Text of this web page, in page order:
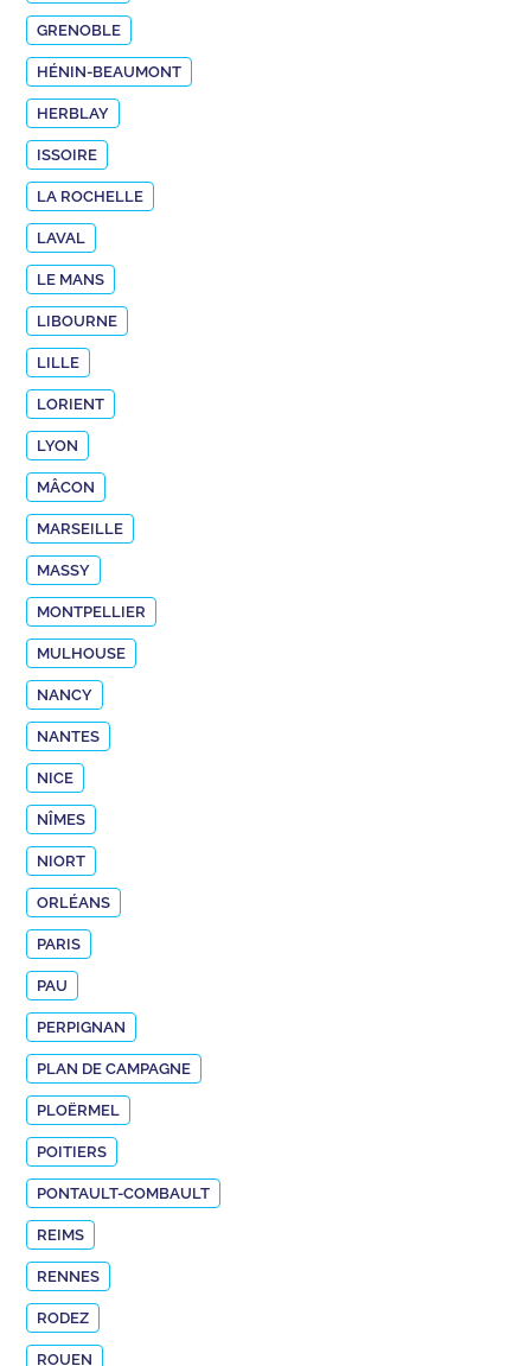
GRENOBLE
HÉNIN-BEAUMONT
HERBLAY
ISSOIRE
LA ROCHELLE
LAVAL
LE MANS
LIBOURNE
LILLE
LORIENT
LYON
MÂCON
MARSEILLE
MASSY
MONTPELLIER
MULHOUSE
NANCY
NANTES
NICE
NÎMES
NIORT
ORLÉANS
PARIS
PAU
PERPIGNAN
PLAN DE CAMPAGNE
PLOËRMEL
POITIERS
PONTAULT-COMBAULT
REIMS
RENNES
RODEZ
ROUEN